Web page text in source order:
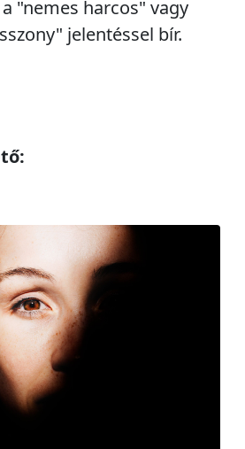
"nemes harcos" vagy
jelentéssel bír.